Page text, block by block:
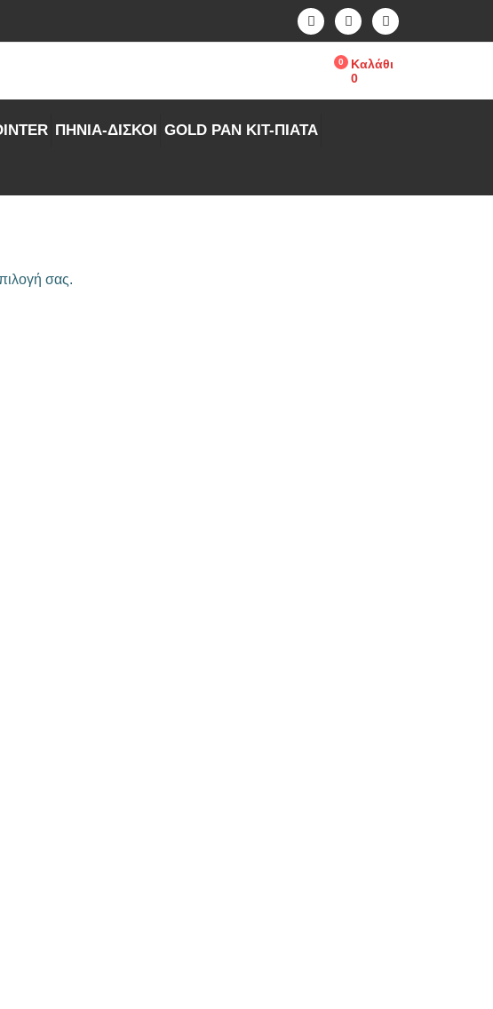
0
Καλάθι
0
ΠΗΝΙΑ-ΔΙΣΚΟΙ GOLD PAN KIT-ΠΙΑΤΑ
σας.